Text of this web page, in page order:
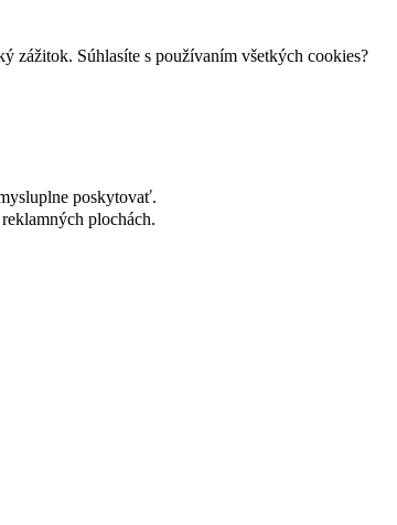
zážitok. Súhlasíte s používaním všetkých cookies?
poskytovať.
plochách.